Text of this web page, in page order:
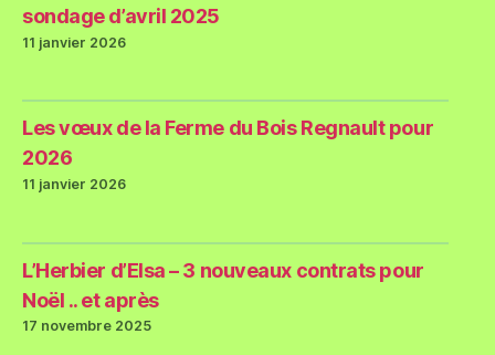
sondage d’avril 2025
11 janvier 2026
Les vœux de la Ferme du Bois Regnault pour
2026
11 janvier 2026
L’Herbier d’Elsa – 3 nouveaux contrats pour
Noël .. et après
17 novembre 2025